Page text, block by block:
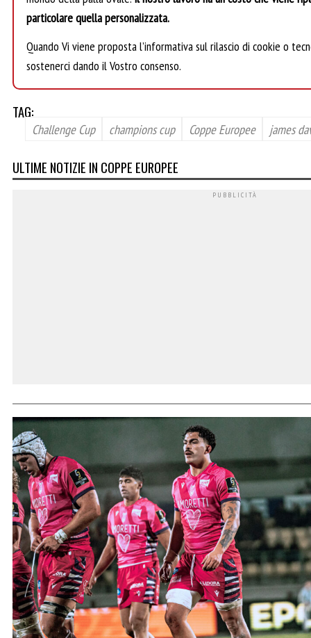
particolare quella personalizzata.
Quando Vi viene proposta l’informativa sul rilascio di cookie o
sostenerci dando il Vostro consenso.
TAG:
Challenge Cup champions cup Coppe Europee james
ULTIME NOTIZIE IN COPPE EUROPEE